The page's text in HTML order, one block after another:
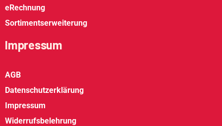
eRechnung
Sortimentserweiterung
Impressum
AGB
Datenschutzerklärung
Impressum
Widerrufsbelehrung